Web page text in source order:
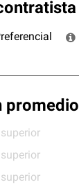
promedio